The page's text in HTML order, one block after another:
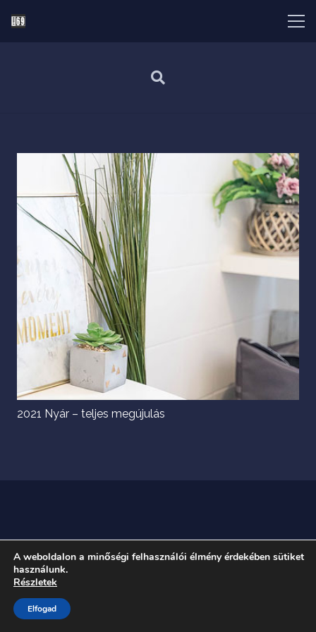
2021 Nyár – teljes megújulás
A weboldalon a minőségi felhasználói élmény érdekében sütiket
használunk.
Részletek
Elfogad